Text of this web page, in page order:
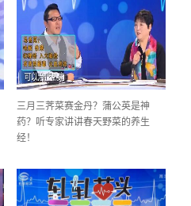
三月三荠菜赛金丹？蒲公英是神
药？听专家讲讲春天野菜的养生
经！